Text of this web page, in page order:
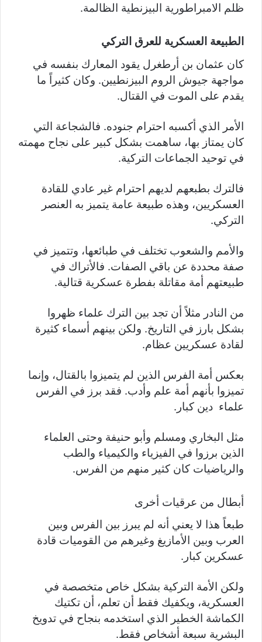
ظلم الامبراطورية البيزنطية الظالمة.
الطبيعة العسكرية للعرق التركي
كان عثمان بن أرطغرل يقود المعارك بنفسه في
مواجهة جيوش الروم البيزنطيين. وكان كثيراً ما
يقدم على الموت في القتال.
الأمر الذي أكسبه احترام جنوده. فالشجاعة التي
كان يمتاز بها، ساهمت بشكل كبير على نجاح مهمته
في توحيد الجماعات التركية.
فالترك بطبعهم لديهم احترام غير عادي للقادة
العسكريين، وهذه طبيعة عامة يتميز به العنصر
التركي.
والأمم والشعوب تختلف في طبائعها، وتتميز في
صفة محددة عن باقي الصفات. فالأتراك في
طبيعتهم أمة مقاتلة بفطرة عسكرية قتالية.
من النادر مثلاً أن تجد بين الترك علماء ظهروا
بشكل بارز في التاريخ. ولكن بينهم أسماء كثيرة
لقادة عسكريين عظام.
بعكس أمة الفرس الذين لم يتميزوا بالقتال، وإنما
تميزوا بأنهم أمة علم وأدب. فقد برز في الفرس
علماء دين كبار.
مثل البخاري ومسلم وأبو حنيفة وحتى العلماء
الذين برزوا في الفيزياء والكيمياء والطب
والرياضيات كان كثير منهم من الفرس.
أبطال من عرقيات أخرى
طبعاً هذا لا يعني أنه لم يبرز بين الفرس وبين
العرب وبين الأمازيغ وغيرهم من القوميات قادة
عسكرين كبار.
ولكن الأمة التركية بشكل خاص متخصصة في
العسكرية، ويكفيك فقط أن تعلم، أن تكتيك
الكماشة الخطير الذي استخدمه بنجاح في تدويخ
البشرية سبعة أشخاص فقط.